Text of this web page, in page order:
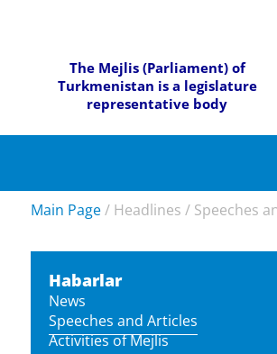
The Mejlis (Parliament) of
Turkmenistan is a legislature
representative body
Main Page / Headlines / Speeches
Habarlar
News
Speeches and Articles
Activities of Mejlis